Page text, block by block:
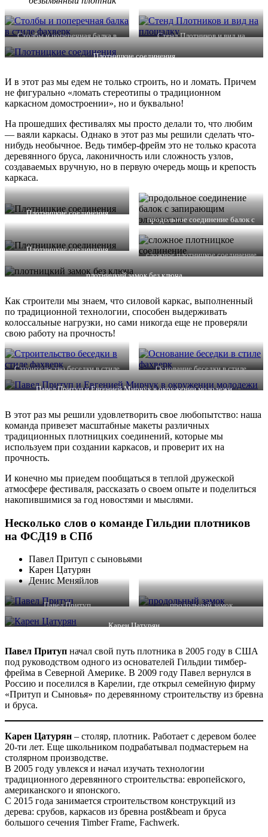
Столбы и поперечная балка в
стиле фахверк
Стенд Плотников и вид на
площадку
Плотницкие соединения
И в этот раз мы едем не только строить, но и ломать. Причем
не фигурально «ломать стереотипы о традиционном
каркасном домостроении», но и буквально!
На прошедших фестивалях мы просто делали то, что любим
— ваяли каркасы. Однако в этот раз мы решили сделать что-
нибудь необычное. Ведь тимбер-фрейм это не только красота
деревянного бруса, лаконичность или сложность узлов,
создаваемых вручную, но в первую очередь мощь и крепость
каркаса.
Плотницкие соединения
продольное соединение балок с
запирающим элементом
Плотницкие соединения
сложное плотницкое соединение
плотницкий замок без ключа
Как строители мы знаем, что силовой каркас, выполненный
по традиционной технологии, способен выдерживать
колоссальные нагрузки, но сами никогда еще не проверяли
свою работу на прочность!
Строительство беседки в стиле
фахверк
Основание беседки в стиле
фахверк
Павел Притуп и Евгенией Мирчук в окружении молодежи
В этот раз мы решили удовлетворить свое любопытство: наша
команда привезет масштабные макеты различных
традиционных плотницких соединений, которые мы
используем при создании каркасов, и проверит их на
прочность.
И конечно мы приедем пообщаться в теплой дружеской
атмосфере фестиваля, рассказать о своем опыте и поделиться
накопившимися за год новостями и мыслями.
Несколько слов о команде Гильдии плотников
на ФСД19 в СПб
Павел Притуп с сыновьями
Карен Цатурян
Денис Меняйлов
Павел Притуп продольный замок
Карен Цатурян
Павел Притуп начал свой путь плотника в 2005 году в США
под руководством одного из основателей Гильдии тимбер-
фрейма в Северной Америке. В 2009 году Павел вернулся в
Россию и поселился в Карелии, где открыл семейную фирму
«Притуп и Сыновья» по деревянному строительству из бревна
и бруса.
Карен Цатурян – столяр, плотник. Работает с деревом более
20-ти лет. Еще школьником подрабатывал подмастерьем на
столярном производстве.
В 2005 году увлекся и начал изучать технологии
традиционного деревянного строительства: европейского,
американского и японского.
С 2015 года занимается строительством конструкций из
дерева: срубов, каркасов из бревна post&beam и бруса
большого сечения Timber Frame, Fachwerk.